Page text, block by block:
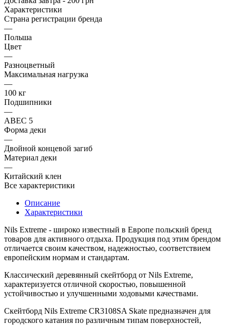
Характеристики
Страна регистрации бренда
—
Польша
Цвет
—
Разноцветный
Максимальная нагрузка
—
100 кг
Подшипники
—
ABEC 5
Форма деки
—
Двойной концевой загиб
Материал деки
—
Китайский клен
Все характеристики
Описание
Характеристики
Nils Extreme - широко известный в Европе польский бренд
товаров для активного отдыха. Продукция под этим брендом
отличается своим качеством, надежностью, соответствием
европейским нормам и стандартам.
Классический деревянный скейтборд от Nils Extreme,
характеризуется отличной скоростью, повышенной
устойчивостью и улучшенными ходовыми качествами.
Скейтборд Nils Extreme CR3108SA Skate предназначен для
городского катания по различным типам поверхностей,